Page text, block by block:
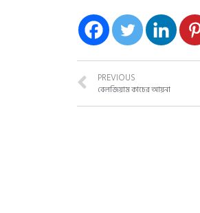
PREVIOUS
বেলজিয়াম কাচের আয়না